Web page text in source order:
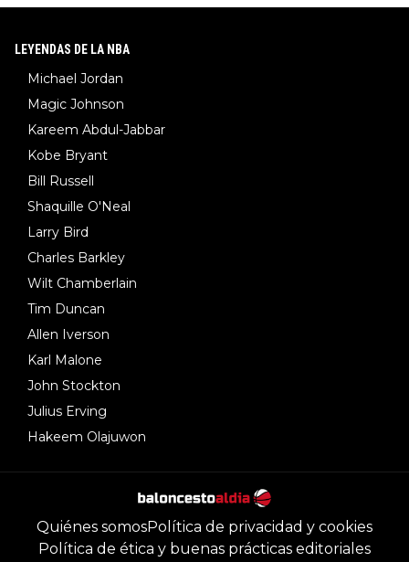
LEYENDAS DE LA NBA
Michael Jordan
Magic Johnson
Kareem Abdul-Jabbar
Kobe Bryant
Bill Russell
Shaquille O'Neal
Larry Bird
Charles Barkley
Wilt Chamberlain
Tim Duncan
Allen Iverson
Karl Malone
John Stockton
Julius Erving
Hakeem Olajuwon
Quiénes somosPolítica de privacidad y cookies
Política de ética y buenas prácticas editoriales